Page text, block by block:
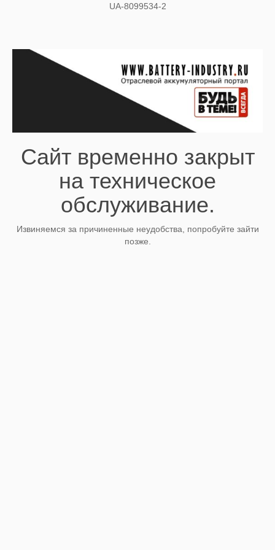
UA-8099534-2
Сайт временно закрыт
на техническое
обслуживание.
Извиняемся за причиненные неудобства, попробуйте зайти
позже.